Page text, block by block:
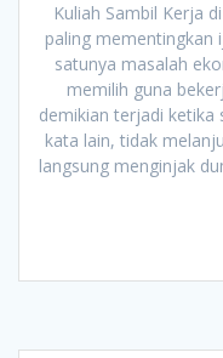
Kuliah Sambil Kerja
paling mementingkan
satunya masalah
memilih guna
demikian terjadi ketika
kata lain, tidak
langsung menginjak